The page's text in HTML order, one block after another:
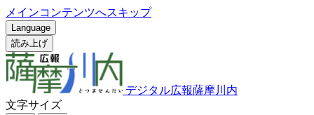
メインコンテンツへスキップ
Language
読み上げ
デジタル広報薩摩川内
文字サイズ